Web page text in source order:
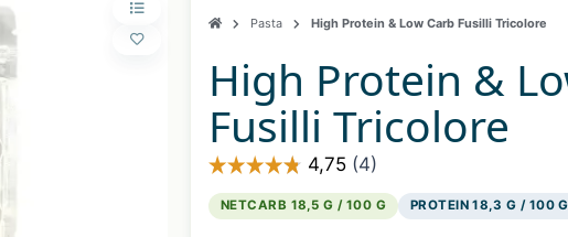
Pasta High Protein & Low Carb Fusilli Tricolore
High Protein &
Fusilli Tricolore
Artikelnummer:3117061
NETCARB 18,5 G / 100 G PROTEIN 18,3 G / 100 G